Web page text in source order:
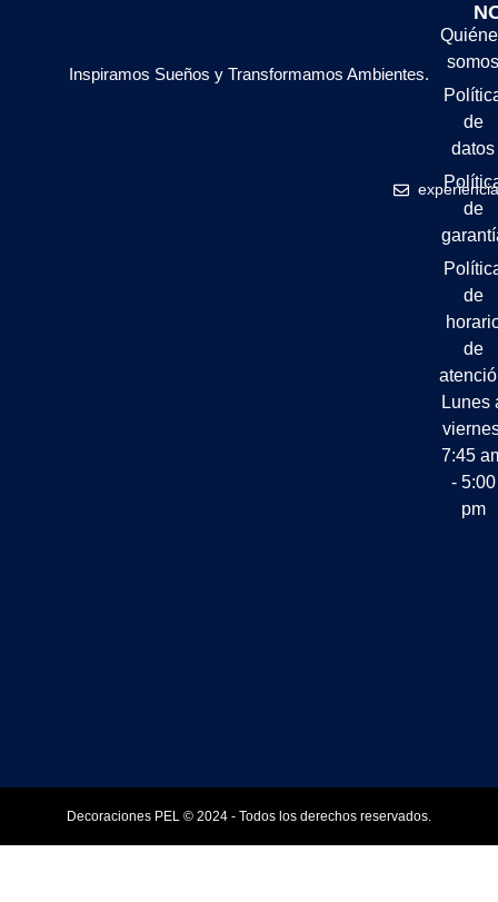
Inspiramos Sueños y Transformamos Ambientes.
de
datos
de
de
de
Lunes
7:45
- 5:00
pm
Decoraciones PEL © 2024 - Todos los derechos reservados.